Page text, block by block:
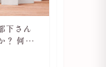
下さん
？ 何が
てみる